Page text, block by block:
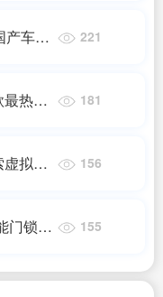
产车就
221
热门
181
拟世
156
门锁售
155